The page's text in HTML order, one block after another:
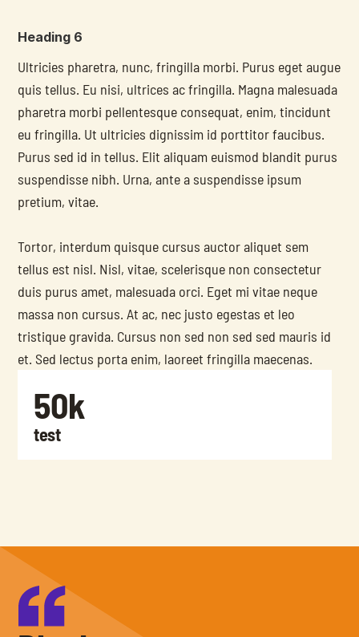
Heading 6
Ultricies pharetra, nunc, fringilla morbi. Purus eget augue
quis tellus. Eu nisi, ultrices ac fringilla. Magna malesuada
pharetra morbi pellentesque consequat, enim, tincidunt
eu fringilla. Ut ultricies dignissim id porttitor faucibus.
Purus sed id in tellus. Elit aliquam euismod blandit purus
suspendisse nibh. Urna, ante a suspendisse ipsum
pretium, vitae.
Tortor, interdum quisque cursus auctor aliquet sem
tellus est nisl. Nisl, vitae, scelerisque non consectetur
duis purus amet, malesuada orci. Eget mi vitae neque
massa non cursus. At ac, nec justo egestas et leo
tristique gravida. Cursus non sed non sed sed mauris id
et. Sed lectus porta enim, laoreet fringilla maecenas.
50k
test